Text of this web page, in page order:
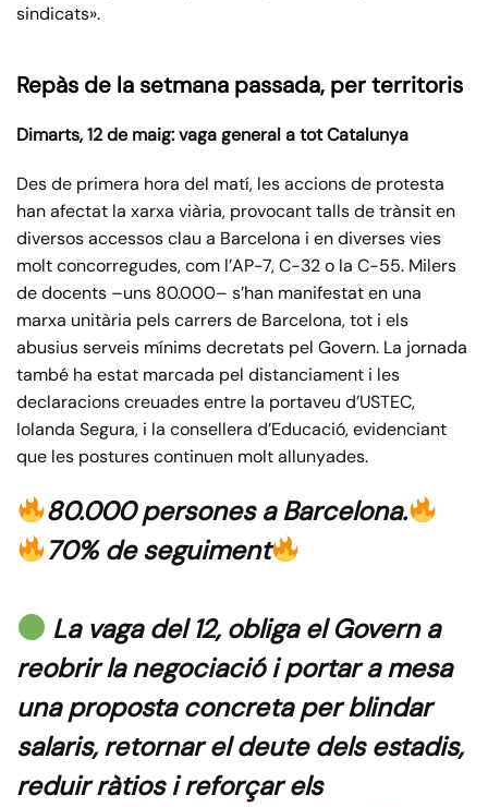
sindicats».
Repàs de la setmana passada, per territoris
Dimarts, 12 de maig: vaga general a tot Catalunya
Des de primera hora del matí, les accions de protesta
han afectat la xarxa viària, provocant talls de trànsit en
diversos accessos clau a Barcelona i en diverses vies
molt concorregudes, com l’AP-7, C-32 o la C-55. Milers
de docents –uns 80.000– s’han manifestat en una
marxa unitària pels carrers de Barcelona, tot i els
abusius serveis mínims decretats pel Govern. La jornada
també ha estat marcada pel distanciament i les
declaracions creuades entre la portaveu d’USTEC,
Iolanda Segura, i la consellera d’Educació, evidenciant
que les postures continuen molt allunyades.
80.000 persones a Barcelona.
70% de seguiment
La vaga del 12, obliga el Govern a
reobrir la negociació i portar a mesa
una proposta concreta per blindar
salaris, retornar el deute dels estadis,
reduir ràtios i reforçar els